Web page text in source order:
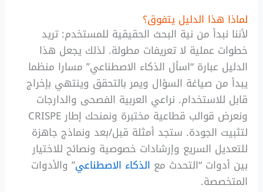
لماذا هذا الدليل يتفوق؟
لأننا نبدأ من نية البحث الحقيقية للمستخدم: تريد
خطوات عملية لا تعريفات مطولة. لذلك يجعل هذا
الدليل عبارة “اسأل الذكاء الاصطناعي” مسارا منظما
يبدأ من صياغة السؤال ويمر بالتحقق وينتهي بإخراج
قابل للاستخدام. نراعي العربية الفصحى والدارجات
ونعرض قوالب قطاعية مختبرة ونمنحك إطار CRISPE
لتثبيت الجودة. ستجد أمثلة قبل/بعد ونماذج جاهزة
للتعديل السريع وإرشادات خصوصية ونصائح للاختيار
بين أدوات “التحدث مع الذكاء الاصطناعي” والأدوات
المتخصصة.